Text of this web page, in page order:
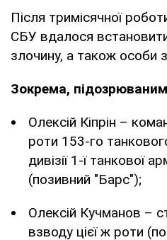
Після тримісячної
СБУ вдалося
злочину, а також особи
Зокрема,
Олексій Кіпрін –
роти 153-го
дивізії 1-ї танкової
(позивний "Барс");
Олексій Кучманов –
взводу цієї ж роти